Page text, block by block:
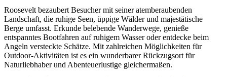
Roosevelt bezaubert Besucher mit seiner atemberaubenden
Landschaft, die ruhige Seen, üppige Wälder und majestätische
Berge umfasst. Erkunde belebende Wanderwege, genieße
entspanntes Bootfahren auf ruhigem Wasser oder entdecke beim
Angeln versteckte Schätze. Mit zahlreichen Möglichkeiten für
Outdoor-Aktivitäten ist es ein wunderbarer Rückzugsort für
Naturliebhaber und Abenteuerlustige gleichermaßen.